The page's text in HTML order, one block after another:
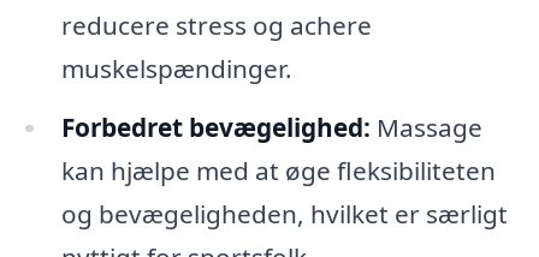
reducere stress og achere
muskelspændinger.
Forbedret bevægelighed: Massage
kan hjælpe med at øge fleksibiliteten
og bevægeligheden, hvilket er særligt